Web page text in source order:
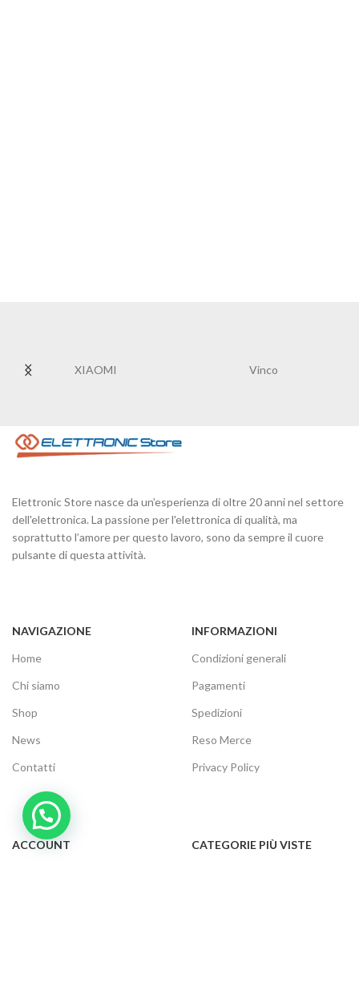
XIAOMI Vinco
Elettronic Store nasce da un’esperienza di oltre 20 anni nel settore
dell'elettronica. La passione per l'elettronica di qualità, ma
soprattutto l’amore per questo lavoro, sono da sempre il cuore
pulsante di questa attività.
NAVIGAZIONE
Home
Chi siamo
Shop
News
Contatti
INFORMAZIONI
Condizioni generali
Pagamenti
Spedizioni
Reso Merce
Privacy Policy
ACCOUNT
CATEGORIE PIÙ VISTE